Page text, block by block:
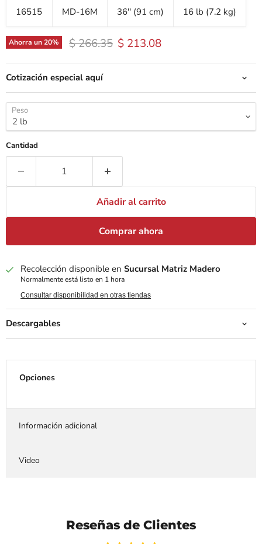
16515 MD-16M 36'' (91 cm) 16 lb (7.2 kg)
Ahorra un20% Precio original
$ 266.35 Precio actual
$ 213.08
Cotización especial aquí
Peso
Cantidad
Añadir al carrito
Comprar ahora
Recolección disponible en Sucursal Matriz Madero
Normalmente está listo en 1 hora
Consultar disponibilidad en otras tiendas
Descargables
Opciones
Información adicional
Video
Reseñas de Clientes